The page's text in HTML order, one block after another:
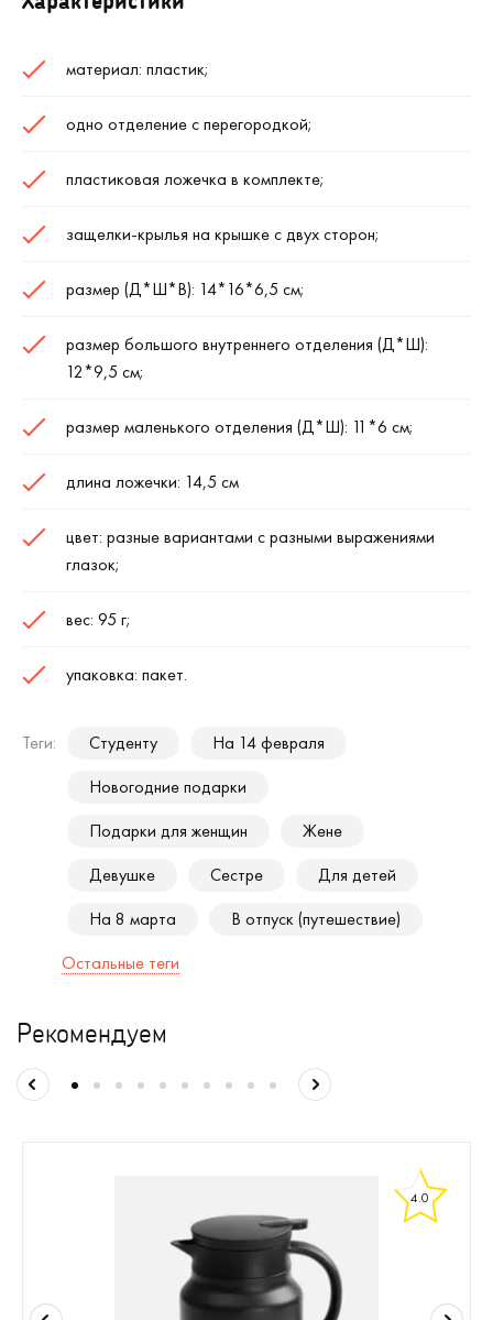
материал: пластик;
одно отделение с перегородкой;
пластиковая ложечка в комплекте;
защелки-крылья на крышке с двух сторон;
размер (Д*Ш*В): 14*16*6,5 см;
размер большого внутреннего отделения (Д*Ш):
12*9,5 см;
размер маленького отделения (Д*Ш): 11*6 см;
длина ложечки: 14,5 см
цвет: разные вариантами с разными выражениями
глазок;
вес: 95 г;
упаковка: пакет.
Теги: Студенту
На 14 февраля
Новогодние подарки
Подарки для женщин
Жене
Девушке
Сестре
Для детей
На 8 марта
В отпуск (путешествие)
Остальные теги
Рекомендуем
4.0